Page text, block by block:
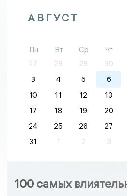
АВГУСТ
Пн Вт Ср Чт
27
28 29 30
3
4 5 6
10
11 12 13
17
18 19 20
24
25 26 27
31
1 2 3
100 самых